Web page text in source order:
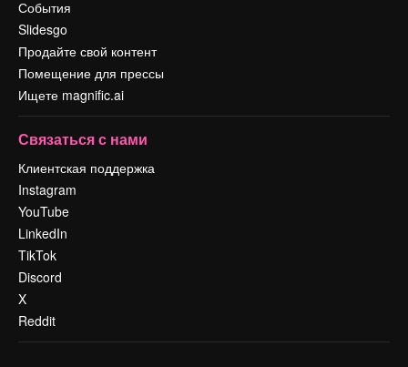
События
Slidesgo
Продайте свой контент
Помещение для прессы
Ищете magnific.ai
Связаться с нами
Клиентская поддержка
Instagram
YouTube
LinkedIn
TikTok
Discord
X
Reddit